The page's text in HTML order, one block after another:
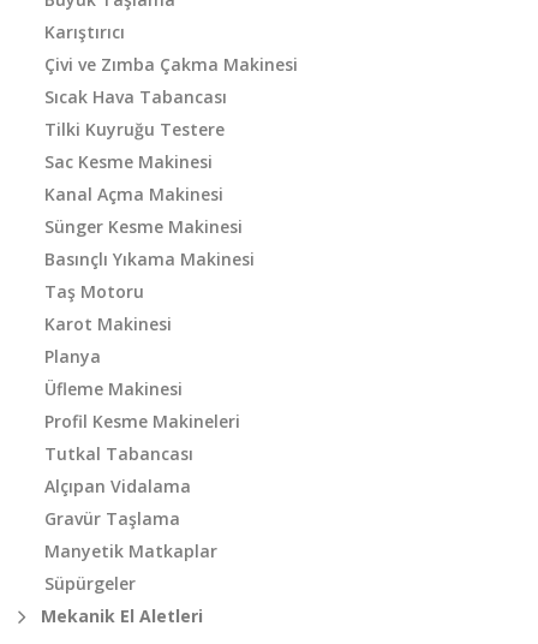
Karıştırıcı
Çivi ve Zımba Çakma Makinesi
Sıcak Hava Tabancası
Tilki Kuyruğu Testere
Sac Kesme Makinesi
Kanal Açma Makinesi
Sünger Kesme Makinesi
Basınçlı Yıkama Makinesi
Taş Motoru
Karot Makinesi
Planya
Üfleme Makinesi
Profil Kesme Makineleri
Tutkal Tabancası
Alçıpan Vidalama
Gravür Taşlama
Manyetik Matkaplar
Süpürgeler
Mekanik El Aletleri